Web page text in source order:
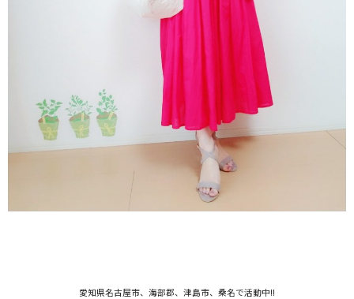
愛知県名古屋市、海部郡、津島市、桑名で活動中!!